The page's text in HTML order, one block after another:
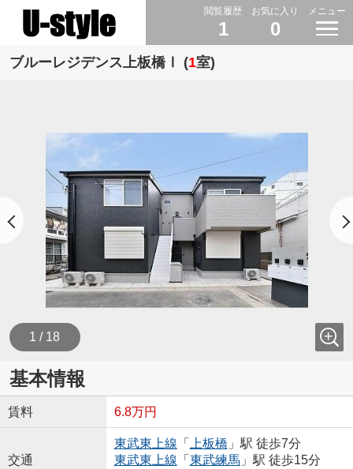
閲覧履歴
1
お気に入り
0
メニュー
ブルーレジデンス上板橋Ⅰ (1室)
1 / 18
基本情報
賃料 6.8万円
交通
東武東上線 「 上板橋 」駅 徒歩7分
東武東上線 「 東武練馬」駅 徒歩15分